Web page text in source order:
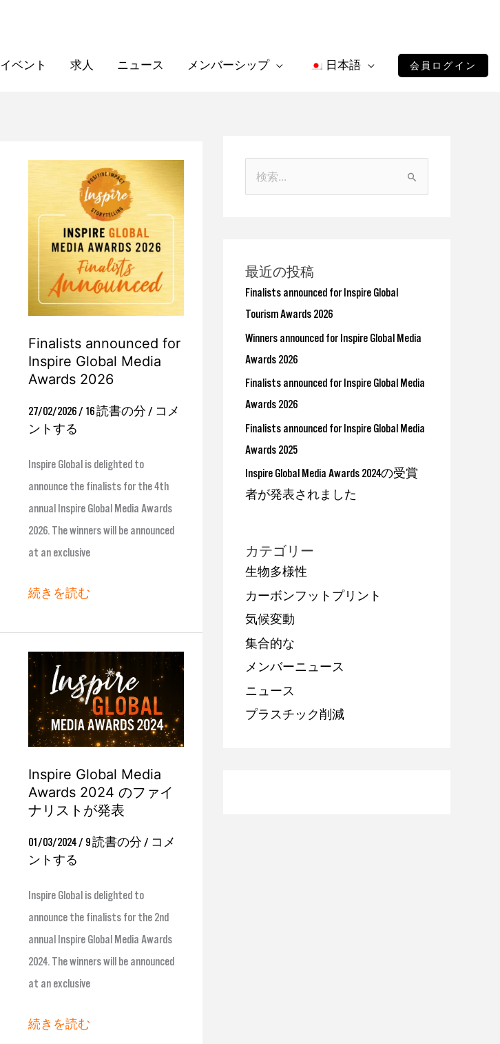
イベント 求人 ニュース メンバーシップ 日本語 会員ログイン
Finalists announced for
Inspire Global Media
Awards 2026
27/02/2026 / 16 読書の分 / コメ
ントする
Inspire Global is delighted to
announce the finalists for the 4th
annual Inspire Global Media Awards
2026. The winners will be announced
at an exclusive
Finalists
announced
for
Awards
続きを読む
Inspire Global Media
Awards 2024 のファイ
ナリストが発表
01/03/2024 / 9 読書の分 / コメ
ントする
Inspire Global is delighted to
announce the finalists for the 2nd
annual Inspire Global Media Awards
2024. The winners will be announced
at an exclusive
Inspire
Global
Media
Awards
2024
の
フ
ァ
イ
ナ
続きを読む
最近の投稿
Finalists announced for Inspire Global
Tourism Awards 2026
Winners announced for Inspire Global Media
Awards 2026
Finalists announced for Inspire Global Media
Awards 2026
Finalists announced for Inspire Global Media
Awards 2025
Inspire Global Media Awards 2024の受賞
者が発表されました
カテゴリー
生物多様性
カーボンフットプリント
気候変動
集合的な
メンバーニュース
ニュース
プラスチック削減